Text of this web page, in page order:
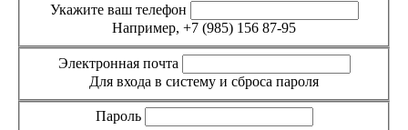
Укажите ваш телефон
Например, +7 (985) 156 87-95
Электронная почта
Для входа в систему и сброса пароля
Пароль